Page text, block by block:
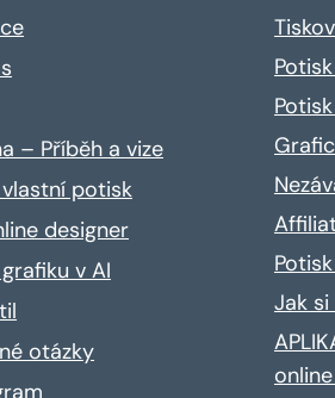
– Příběh a vize
potisk
designer
v AI
otázky
Jak